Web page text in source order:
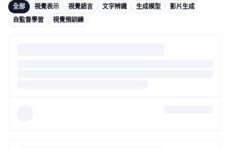
全部
視覺表示 視覺語言 文字辨識 生成模型
影片生成
自監督學習
視覺預訓練